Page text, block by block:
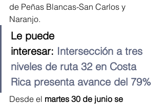
de Peñas Blancas-San Carlos y
Naranjo.
Le puede
interesar: Intersección a tres
niveles de ruta 32 en Costa
Rica presenta avance del 79%
Desde el martes 30 de junio se